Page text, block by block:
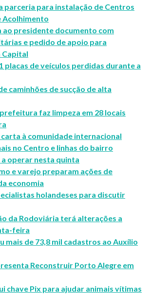
parceria para instalação de Centros
Acolhimento
presidente documento com
e pedido de apoio para
Capital
placas de veículos perdidas durante a
caminhões de sucção de alta
faz limpeza em 28 locais
à comunidade internacional
no Centro e linhas do bairro
operar nesta quinta
e varejo preparam ações de
economia
holandeses para discutir
da Rodoviária terá alterações a
feira
mais de 73,8 mil cadastros ao Auxílio
Reconstruir Porto Alegre em
chave Pix para ajudar animais vítimas